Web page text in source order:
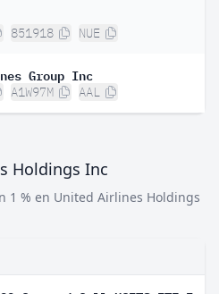
851918 NUE
Group Inc
A1W97M AAL
Holdings Inc
1 % en United Airlines Holdings